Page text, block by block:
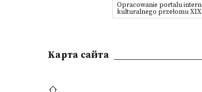
Opracowanie portalu
kulturalnego przełomu XIX
Kарта сайта